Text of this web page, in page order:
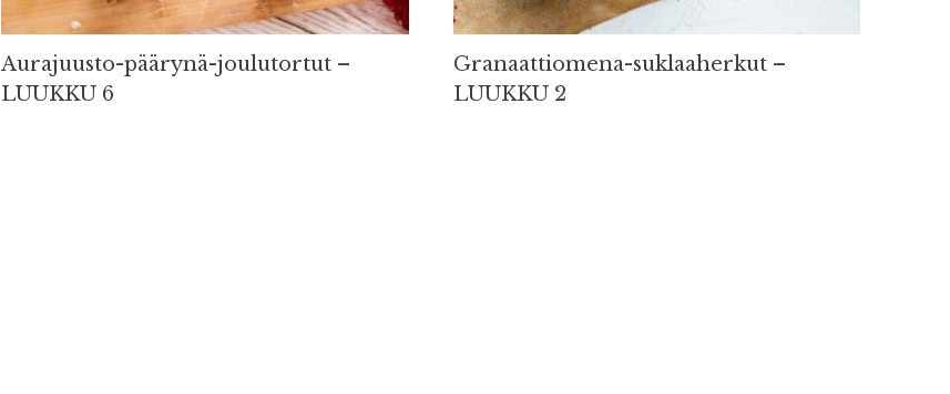
Aurajuusto-päärynä-joulutortut –
LUUKKU 6
Granaattiomena-suklaaherkut –
LUUKKU 2